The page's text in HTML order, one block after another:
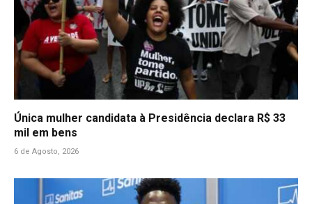
Única mulher candidata à Presidência declara R$ 33
mil em bens
6 de Agosto, 2026